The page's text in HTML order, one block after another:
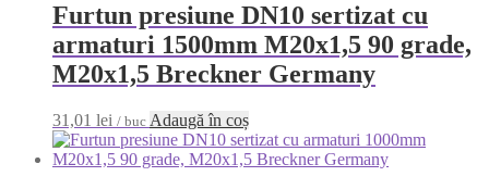
Furtun presiune DN10 sertizat cu
armaturi 1500mm M20x1,5 90 grade,
M20x1,5 Breckner Germany
31,01 lei / buc Adaugă în coș